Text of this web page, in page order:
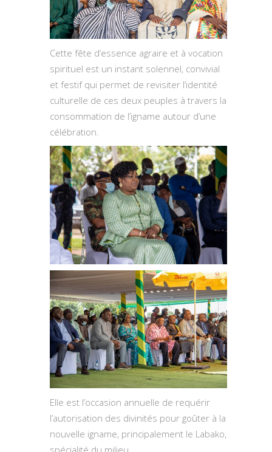
Cette fête d’essence agraire et à vocation
spirituel est un instant solennel, convivial
et festif qui permet de revisiter l’identité
culturelle de ces deux peuples à travers la
consommation de l’igname autour d’une
célébration.
Elle est l’occasion annuelle de requérir
l’autorisation des divinités pour goûter à la
nouvelle igname, principalement le Labako,
spécialité du milieu.